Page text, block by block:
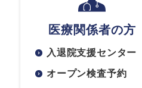
医療関係者の方
入退院支援センター
オープン検査予約